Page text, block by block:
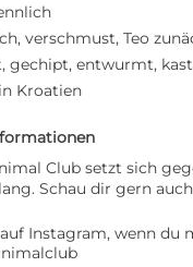
verschmust, Teo
gechipt, entwurmt,
Kroatien
Club setzt sich
Schau dir gern
Instagram, wenn du